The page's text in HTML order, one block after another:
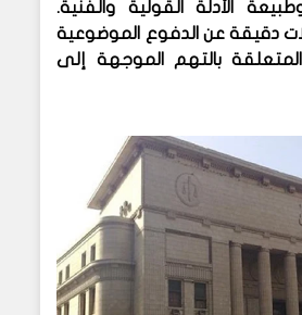
الأدلة القولية والفنية.
دقيقة عن الدفوع الموضوعية
المتعلقة بالتهم الموجهة إلى